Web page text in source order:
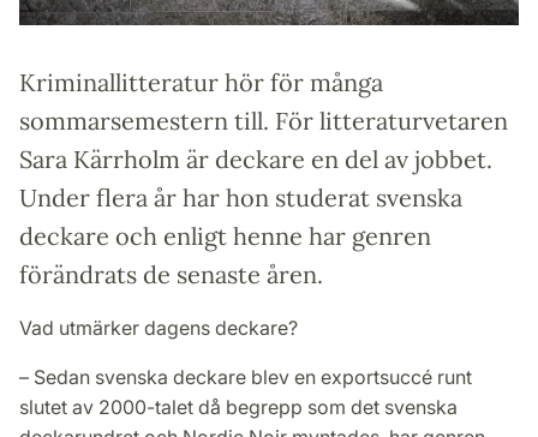
Kriminallitteratur hör för många
sommarsemestern till. För litteraturvetaren
Sara Kärrholm är deckare en del av jobbet.
Under flera år har hon studerat svenska
deckare och enligt henne har genren
förändrats de senaste åren.
Vad utmärker dagens deckare?
– Sedan svenska deckare blev en exportsuccé runt
slutet av 2000-talet då begrepp som det svenska